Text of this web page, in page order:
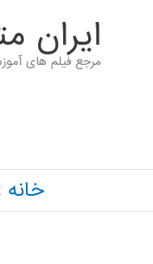
ايران
مرجع فیلم های
خانه